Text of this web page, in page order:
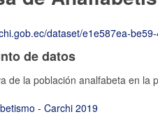
e1e587ea-be59-47f7-9269-
de datos
de la población analfabeta en la
- Carchi 2019